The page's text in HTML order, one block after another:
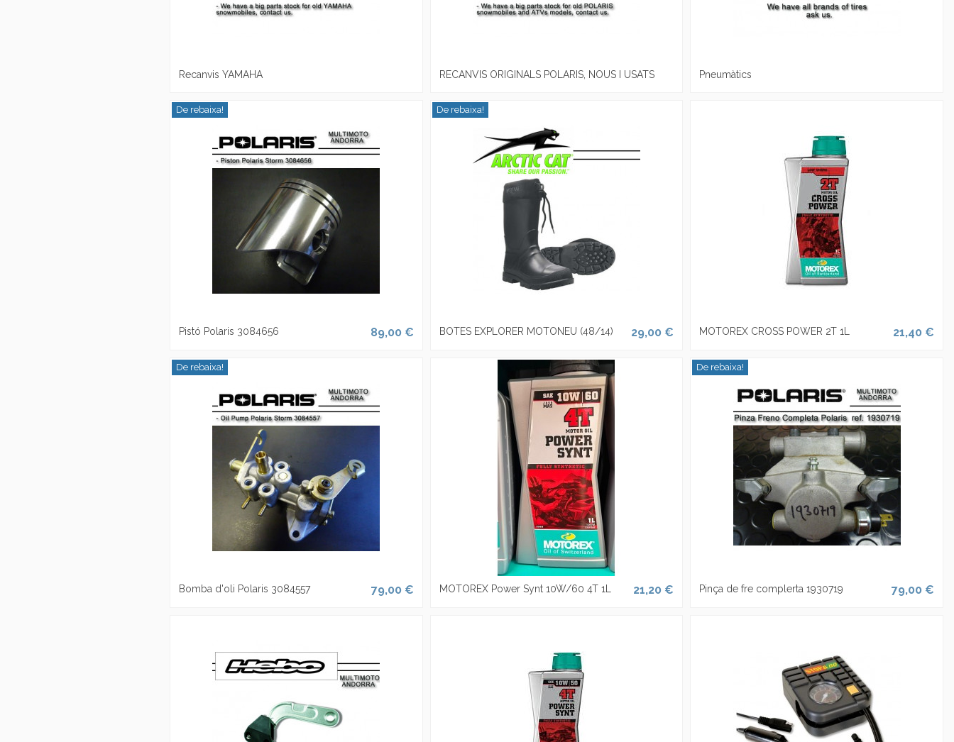
Recanvis YAMAHA RECANVIS ORIGINALS POLARIS, NOUS I USATS Pneumàtics
De rebaixa!
Pistó Polaris 3084656 89,00 €
De rebaixa!
BOTES EXPLORER MOTONEU (48/14) 29,00 € MOTOREX CROSS POWER 2T 1L 21,40 €
De rebaixa!
Bomba d'oli Polaris 3084557 79,00 € MOTOREX Power Synt 10W/60 4T 1L 21,20 €
De rebaixa!
Pinça de fre complerta 1930719 79,00 €